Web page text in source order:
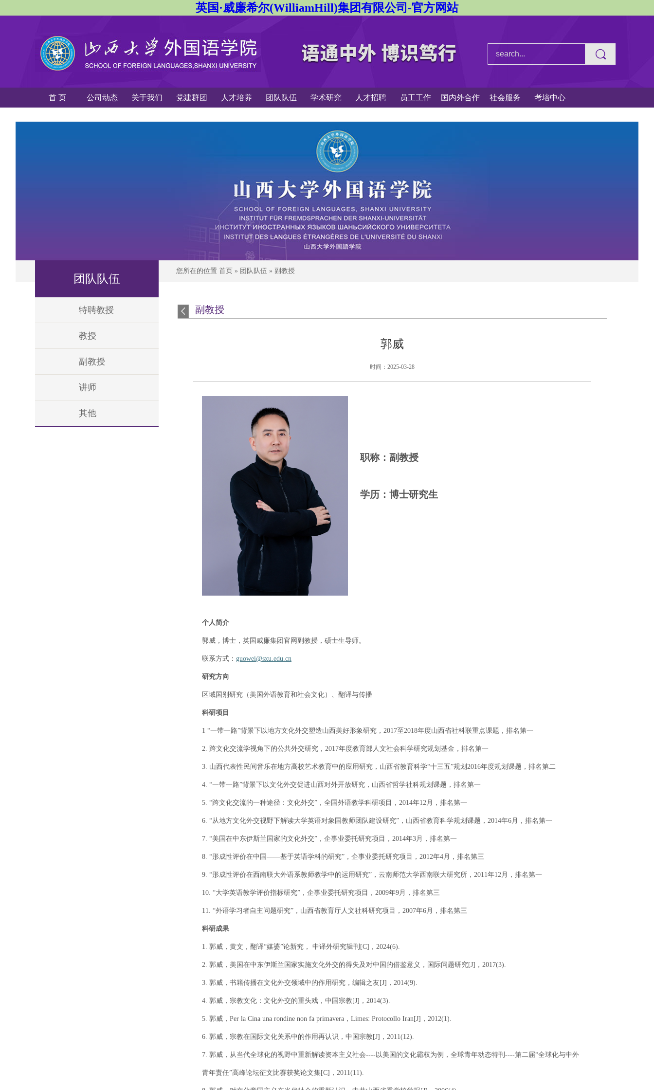
英国·威廉希尔(WilliamHill)集团有限公司-官方网站
首 页 公司动态 关于我们 党建群团 人才培养 团队队伍 学术研究 人才招聘 员工工作 国内外合作 社会服务 考培中心
您所在的位置 首页 » 团队队伍 » 副教授
团队队伍
特聘教授
教授
副教授
讲师
其他
副教授
郭威
时间：2025-03-28
职称：副教授
学历：博士研究生
个人简介
郭威，博士，英国威廉集团官网副教授，硕士生导师。
联系方式： guowei@sxu.edu.cn
研究方向
区域国别研究（美国外语教育和社会文化）、翻译与传播
科研项目
1 “一带一路”背景下以地方文化外交塑造山西美好形象研究，2017至2018年度山西省社科联重点课题，排名第一
2. 跨文化交流学视角下的公共外交研究，2017年度教育部人文社会科学研究规划基金，排名第一
3. 山西代表性民间音乐在地方高校艺术教育中的应用研究，山西省教育科学“十三五”规划2016年度规划课题，排名第二
4. “一带一路”背景下以文化外交促进山西对外开放研究，山西省哲学社科规划课题，排名第一
5. “跨文化交流的一种途径：文化外交”，全国外语教学科研项目，2014年12月，排名第一
6. “从地方文化外交视野下解读大学英语对象国教师团队建设研究”，山西省教育科学规划课题，2014年6月，排名第一
7. “美国在中东伊斯兰国家的文化外交”，企事业委托研究项目，2014年3月，排名第一
8. “形成性评价在中国——基于英语学科的研究”，企事业委托研究项目，2012年4月，排名第三
9. “形成性评价在西南联大外语系教师教学中的运用研究”，云南师范大学西南联大研究所，2011年12月，排名第一
10. “大学英语教学评价指标研究”，企事业委托研究项目，2009年9月，排名第三
11. “外语学习者自主问题研究”，山西省教育厅人文社科研究项目，2007年6月，排名第三
科研成果
1. 郭威，黄文，翻译“媒婆”论新究， 中译外研究辑刊[C]，2024(6).
2. 郭威，美国在中东伊斯兰国家实施文化外交的得失及对中国的借鉴意义，国际问题研究[J]，2017(3).
3. 郭威，书籍传播在文化外交领域中的作用研究，编辑之友[J]，2014(9).
4. 郭威，宗教文化：文化外交的重头戏，中国宗教[J]，2014(3).
5. 郭威，Per la Cina una rondine non fa primavera，Limes: Protocollo Iran[J]，2012(1).
6. 郭威，宗教在国际文化关系中的作用再认识，中国宗教[J]，2011(12).
7. 郭威，从当代全球化的视野中重新解读资本主义社会----以美国的文化霸权为例，全球青年动态特刊----第二届“全球化与中外
青年责任”高峰论坛征文比赛获奖论文集[C]，2011(11).